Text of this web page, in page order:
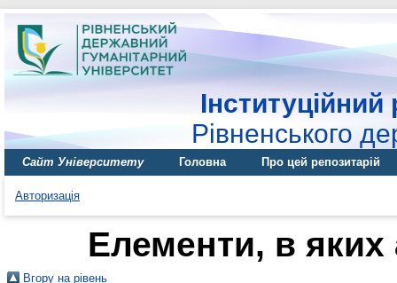
Інституційний
Рівненського
Сайт Університету Головна Про цей репозитарій
Авторизація
Елементи, в яких
Вгору на рівень